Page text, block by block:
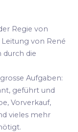
Regie von
von René
durch die
Aufgaben:
geführt und
Vorverkauf,
vieles mehr